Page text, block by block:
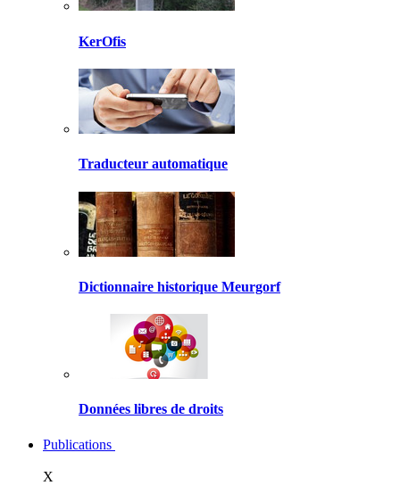
KerOfis
Traducteur automatique
Dictionnaire historique Meurgorf
Données libres de droits
Publications
X